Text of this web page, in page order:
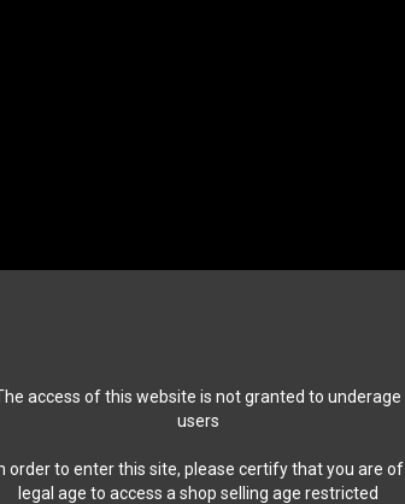
access of this website is not granted to underage
users
order to enter this site, please certify that you are of
legal age to access a shop selling age restricted